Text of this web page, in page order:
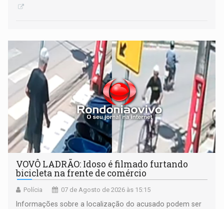
VOVÔ LADRÃO: Idoso é filmado furtando
bicicleta na frente de comércio
Polícia 07 de Agosto de 2026 às 15:15
Informações sobre a localização do acusado podem ser